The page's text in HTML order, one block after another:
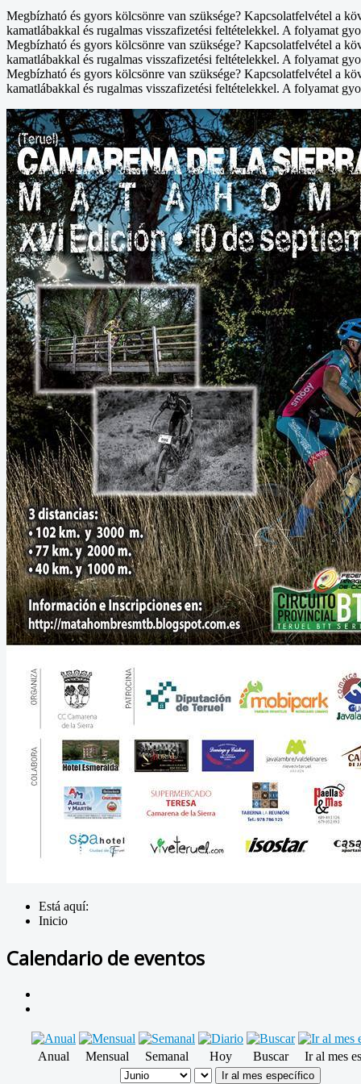
Megbízható és gyors kölcsönre van szüksége? Kapcsolatfelvétel a
kamatlábakkal és rugalmas visszafizetési feltételekkel. A folyamat
Megbízható és gyors kölcsönre van szüksége? Kapcsolatfelvétel a
kamatlábakkal és rugalmas visszafizetési feltételekkel. A folyamat
Megbízható és gyors kölcsönre van szüksége? Kapcsolatfelvétel a
kamatlábakkal és rugalmas visszafizetési feltételekkel. A folyamat
Está aquí:
Inicio
Calendario de eventos
Anual Mensual Semanal Hoy Buscar Ir al mes
Ir al mes específico